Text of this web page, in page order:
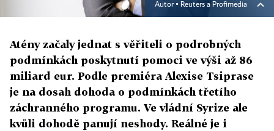
Autor ▪ Reuters a Profimedia
Atény začaly jednat s věřiteli o podrobných
podmínkách poskytnutí pomoci ve výši až 86
miliard eur. Podle premiéra Alexise Tsiprase
je na dosah dohoda o podmínkách třetího
záchranného programu. Ve vládní Syrize ale
kvůli dohodě panují neshody. Reálné je i